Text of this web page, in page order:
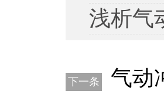
浅析气
下一条 气动